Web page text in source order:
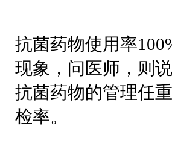
抗菌药物使用率
现象，问医师，则
抗菌药物的管理任
检率。